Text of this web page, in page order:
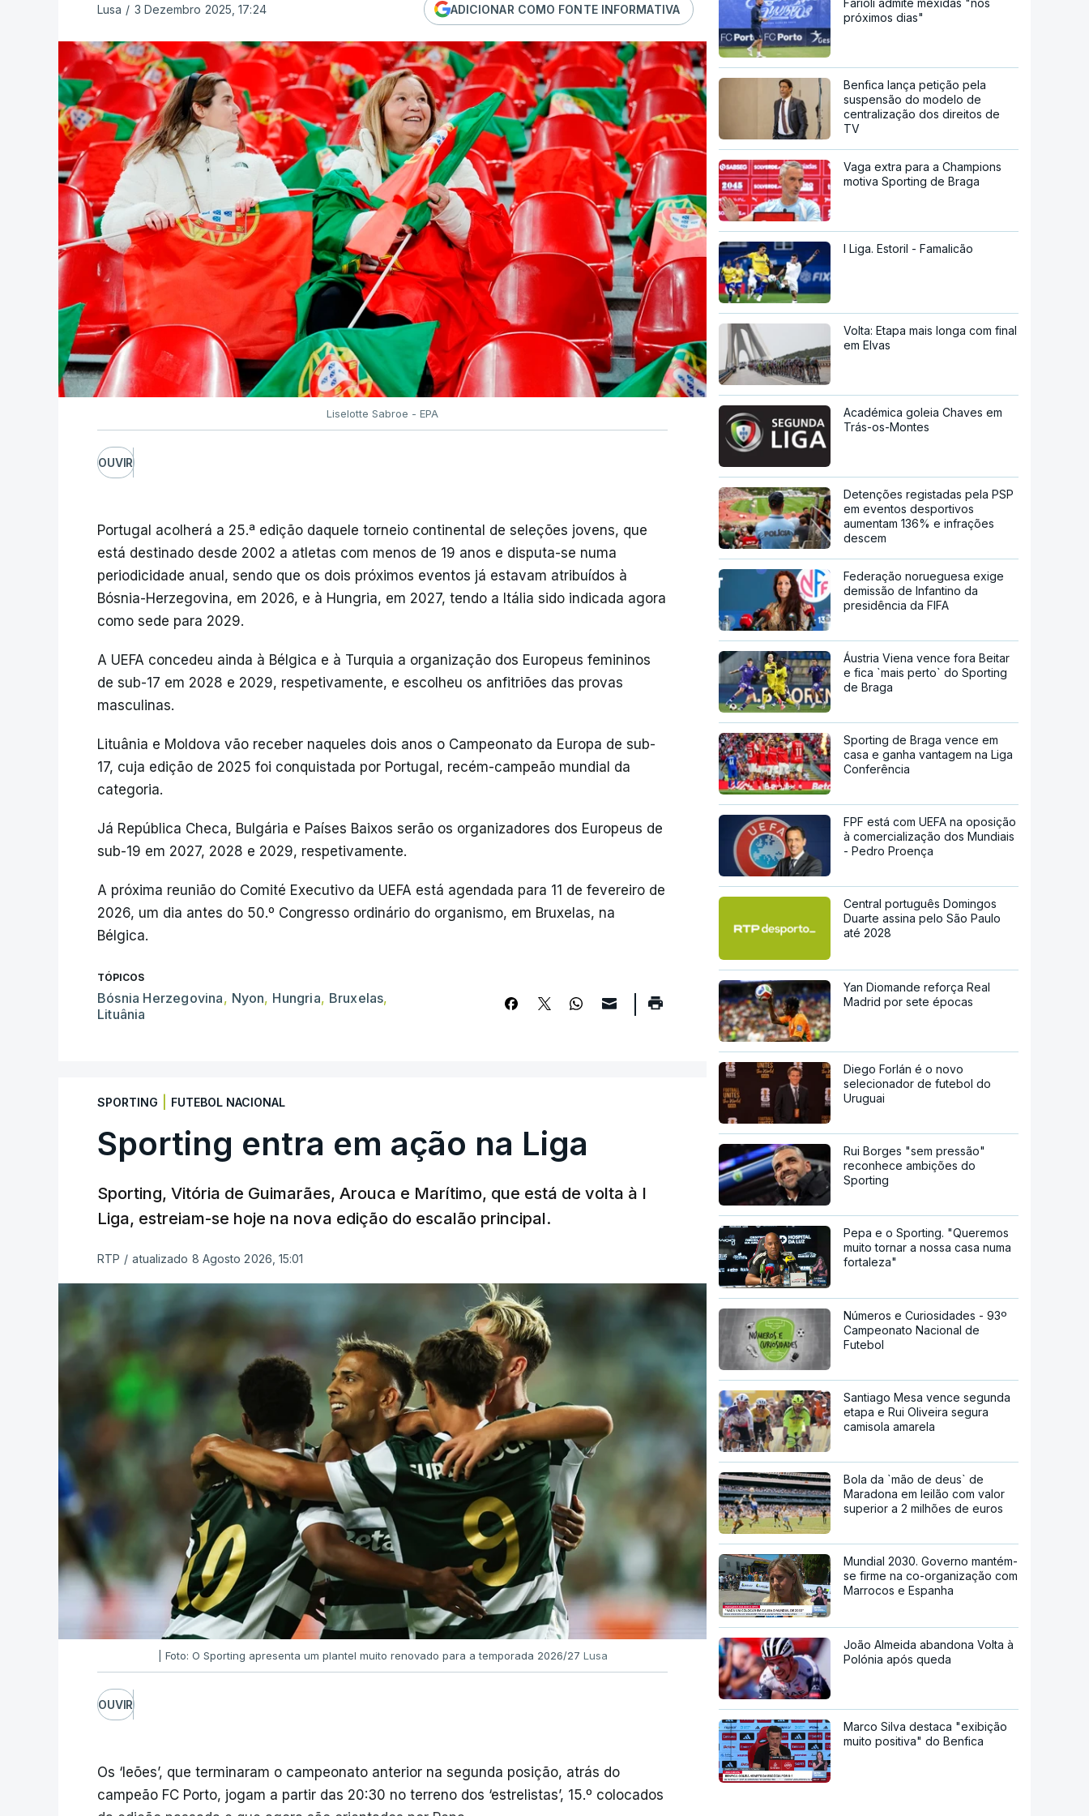
Lusa / 3 Dezembro 2025, 17:24 ADICIONAR COMO FONTE INFORMATIVA
Liselotte Sabroe - EPA
OUVIR
Portugal acolherá a 25.ª edição daquele torneio continental de seleções jovens, que
está destinado desde 2002 a atletas com menos de 19 anos e disputa-se numa
periodicidade anual, sendo que os dois próximos eventos já estavam atribuídos à
Bósnia-Herzegovina, em 2026, e à Hungria, em 2027, tendo a Itália sido indicada agora
como sede para 2029.
A UEFA concedeu ainda à Bélgica e à Turquia a organização dos Europeus femininos
de sub-17 em 2028 e 2029, respetivamente, e escolheu os anfitriões das provas
masculinas.
Lituânia e Moldova vão receber naqueles dois anos o Campeonato da Europa de sub-
17, cuja edição de 2025 foi conquistada por Portugal, recém-campeão mundial da
categoria.
Já República Checa, Bulgária e Países Baixos serão os organizadores dos Europeus de
sub-19 em 2027, 2028 e 2029, respetivamente.
A próxima reunião do Comité Executivo da UEFA está agendada para 11 de fevereiro de
2026, um dia antes do 50.º Congresso ordinário do organismo, em Bruxelas, na
Bélgica.
TÓPICOS
Bósnia Herzegovina, Nyon, Hungria, Bruxelas,
Lituânia
SPORTING FUTEBOL NACIONAL
Sporting entra em ação na Liga
Sporting, Vitória de Guimarães, Arouca e Marítimo, que está de volta à I
Liga, estreiam-se hoje na nova edição do escalão principal.
RTP / atualizado 8 Agosto 2026, 15:01
| Foto: O Sporting apresenta um plantel muito renovado para a temporada 2026/27 Lusa
OUVIR
Os ‘leões’, que terminaram o campeonato anterior na segunda posição, atrás do
campeão FC Porto, jogam a partir das 20:30 no terreno dos ‘estrelistas’, 15.º colocados
Farioli admite mexidas "nos
próximos dias"
Benfica lança petição pela
suspensão do modelo de
centralização dos direitos de
TV
Vaga extra para a Champions
motiva Sporting de Braga
I Liga. Estoril - Famalicão
Volta: Etapa mais longa com final
em Elvas
Académica goleia Chaves em
Trás-os-Montes
Detenções registadas pela PSP
em eventos desportivos
aumentam 136% e infrações
descem
Federação norueguesa exige
demissão de Infantino da
presidência da FIFA
Áustria Viena vence fora Beitar
e fica `mais perto` do Sporting
de Braga
Sporting de Braga vence em
casa e ganha vantagem na Liga
Conferência
FPF está com UEFA na oposição
à comercialização dos Mundiais
- Pedro Proença
Central português Domingos
Duarte assina pelo São Paulo
até 2028
Yan Diomande reforça Real
Madrid por sete épocas
Diego Forlán é o novo
selecionador de futebol do
Uruguai
Rui Borges "sem pressão"
reconhece ambições do
Sporting
Pepa e o Sporting. "Queremos
muito tornar a nossa casa numa
fortaleza"
Números e Curiosidades - 93º
Campeonato Nacional de
Futebol
Santiago Mesa vence segunda
etapa e Rui Oliveira segura
camisola amarela
Bola da `mão de deus` de
Maradona em leilão com valor
superior a 2 milhões de euros
Mundial 2030. Governo mantém-
se firme na co-organização com
Marrocos e Espanha
João Almeida abandona Volta à
Polónia após queda
Marco Silva destaca "exibição
muito positiva" do Benfica